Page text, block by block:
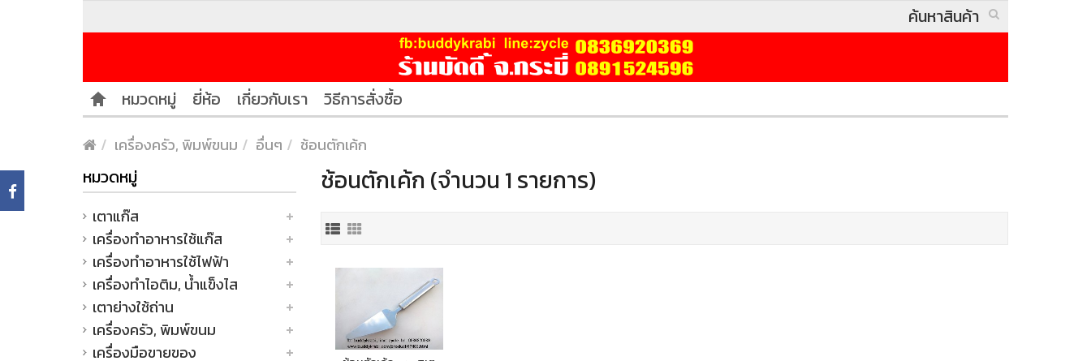
หมวดหมู่ ยี่ห้อ เกี่ยวกับเรา วิธีการสั่งซื้อ
เครื่องครัว, พิมพ์ขนม อื่นๆ ช้อนตักเค้ก
หมวดหมู่
เตาแก๊ส
เครื่องทำอาหารใช้แก๊ส
เครื่องทำอาหารใช้ไฟฟ้า
เครื่องทำไอติม, น้ำแข็งไส
เตาย่างใช้ถ่าน
เครื่องครัว, พิมพ์ขนม
เครื่องมือขายของ
ช้อนตักเค้ก (จำนวน 1 รายการ)